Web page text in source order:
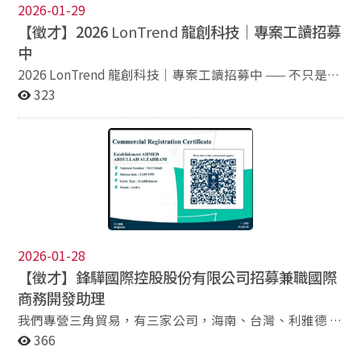
https://www.surveycake.com/s/wpkGr 如果你正在尋找
職涯的第一個關鍵機會，歡迎到校園企業博覽會與我們見
面。現場將由公司 HR 與 MA 學長姐親自分享輪調經驗與
職涯發展，帶你更全面認識 MA 計畫的可能性。 博覽會
資訊： 3/7（六）9:30–16:30｜國立臺灣大學 校園博覽
會（圖書資訊學系旁） 3/20（五）10:00–16:00｜國立政
治大學 校園博覽會（四維堂內） 同時，也歡迎你報名參
加以下說明會，現場將邀請公司高階主管、計畫導師
及 MA 學長姐參與，有問題，直接問！ ​3/12（四）
19:00-20:00 ＠ 線上Teams會議​ ​3/18（三）19:00-
20:00 ＠ 線上Teams會議​ ​3/24（二）19:00-19:50 ＠ 政治
大學 綜合院館270113會議室​ ​3/26（四）19:00-
21:00 ＠ 聖洋科技 106臺北市大安區基隆路二段172-1號
11樓​ 點我報名： 政大場、cacaFly 線上場、cacaFly 線
下場 - https://www.surveycake.com/s/VyM6O 為了讓大
家更深入了解 cacaFly 儲備幹部計畫，本次特別於 3/26 的
線下說明會邀請歷屆儲備幹部學長姐到場，透過 Coffee
Talk 的形式與大家交流，分享實際經驗，幫助大家更全面
認識儲備幹部職缺！ ★台灣最大數位行銷集團 ★年輕活
樂：部門活動、運動社團補助；2025年共有超過7條國外
員工旅遊，自由選擇土耳其、西班牙或法國等等 健康：年
度健檢、團保，以及各種鼓勵健康的獎勵措施與獎金 薪資
獎金：透明績效調薪、年度績優獎金、提案與各式獎金
詳細職缺請見：https://www.104.com.tw/job/80oqr?
2026-01-29
【徵才】2026 LonTrend龍創科技｜專案工讀招募
中
2026 LonTrend 龍創科技｜專案工讀招募中 —— 不只是實
習，是你的國際職涯加速器！ 你想讓你的文字力、行銷力
不找「旁觀學習」的學生，我們要找的是「實際參與專
案、共同解決問題」的戰略夥伴。 職位亮點：領先業界的
者，享有績效獎金。 長期職涯： 表現優秀者，未來具備
轉正、約聘或長期專案合作優先權。 我們在找這樣的你
（具備其一即可） 我們重視潛力與態度，只要你在以下任
一領域有熱情與實績，就是我們要找的人： 【內容說書
人】 擅長品牌文案、SEO、內容行銷，喜歡用文字發揮影
響力。 【行銷發想家】 對 LinkedIn/IG/FB 經營有感，想
挑戰讓台灣品牌被世界看見。 【活動策劃者】 充滿創
意，能將點子轉化為具體的校園或商業活動。 【細節控與
執行者】 做事條理分明，能高效追蹤專案進度與行政庶
務。 【視覺美感專家】 對網站架構、品牌視覺呈現有獨
323
2026-01-28
【徵才】鋒驊國際控股股份有限公司招募兼職國際
商務開發助理
我們專營三角貿易，有三家公司，海南、台灣、利雅德 台
灣 鋒驊國際控股股份有限公司 統編90667048 海南 聖沈
366